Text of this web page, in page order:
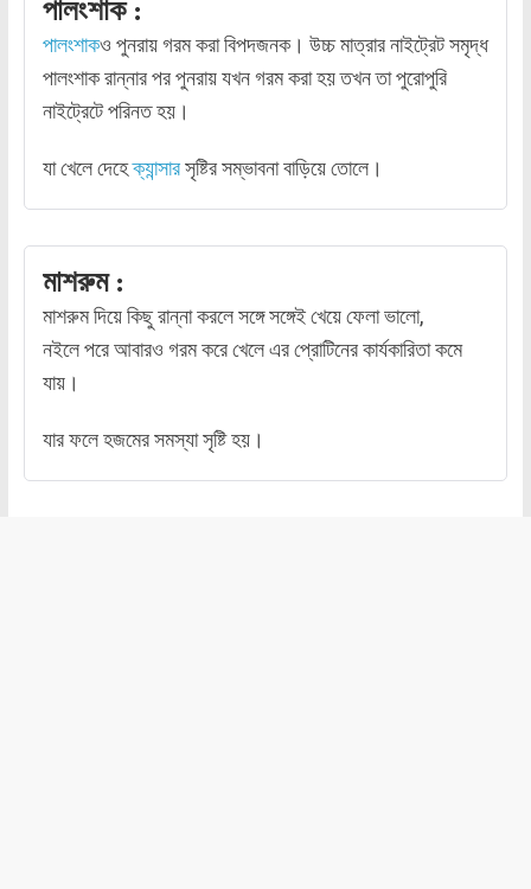
পালংশাক :
পালংশাকও পুনরায় গরম করা বিপদজনক। উচ্চ মাত্রার নাইট্রেট সমৃদ্ধ
পালংশাক রান্নার পর পুনরায় যখন গরম করা হয় তখন তা পুরোপুরি
নাইট্রেটে পরিনত হয়।
যা খেলে দেহেক্যান্সারসৃষ্টির সম্ভাবনা বাড়িয়ে তোলে।
মাশরুম :
মাশরুম দিয়ে কিছু রান্না করলে সঙ্গে সঙ্গেই খেয়ে ফেলা ভালো,
নইলে পরে আবারও গরম করে খেলে এর প্রোটিনের কার্যকারিতা কমে
যায়।
যার ফলে হজমের সমস্যা সৃষ্টি হয়।